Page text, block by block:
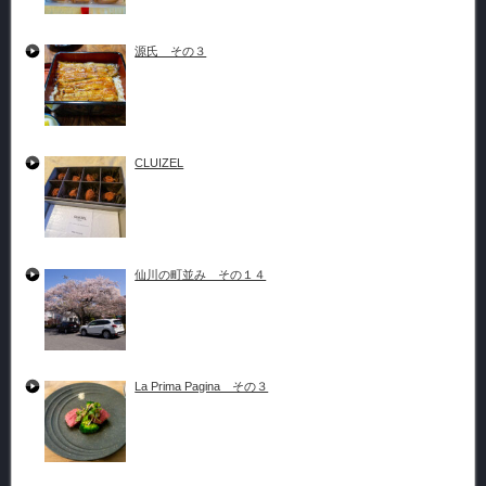
源氏 その３
CLUIZEL
仙川の町並み その１４
La Prima Pagina その３